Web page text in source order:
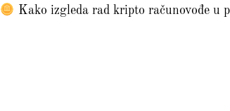
Kako izgleda rad kripto računovođe u